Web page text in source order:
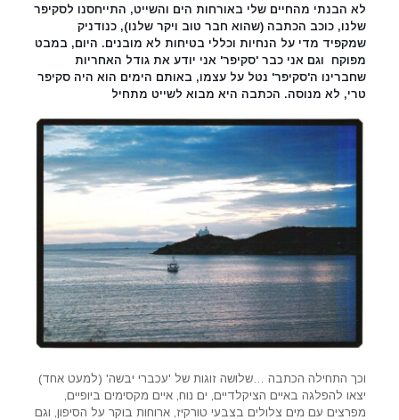
לא הבנתי מהחיים שלי באורחות הים והשייט, התייחסנו לסקיפר
שלנו, כוכב הכתבה (שהוא חבר טוב ויקר שלנו), כנודניק
שמקפיד מדי על הנחיות וכללי בטיחות לא מובנים. היום, במבט
מפוקח וגם אני כבר 'סקיפר' אני יודע את גודל האחריות
שחברינו ה'סקיפר' נטל על עצמו, באותם הימים הוא היה סקיפר
טרי, לא מנוסה. הכתבה היא מבוא לשייט מתחיל
וכך התחילה הכתבה …שלושה זוגות של 'עכברי יבשה' (למעט אחד)
יצאו להפלגה באיים הציקלדיים, ים נוח, איים מקסימים ביופיים,
מפרצים עם מים צלולים בצבעי טורקיז, ארוחות בוקר על הסיפון, וגם